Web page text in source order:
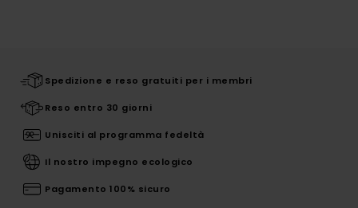
Spedizione e reso gratuiti per i membri
Reso entro 30 giorni
Unisciti al programma fedeltà
Il nostro impegno ecologico
Pagamento 100% sicuro